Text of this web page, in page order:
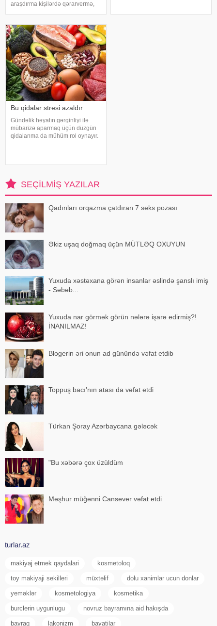
araşdırma kişilərdə qərarvermə,
olan beyin nahiyələrinin orta
hesabla 32 yaşına qədər inkişa
Bu qidalar stresi azaldır
Gündəlik həyatın gərginliyi ilə
mübarizə aparmaq üçün düzgün
qidalanma da mühüm rol oynayır.
SEÇILMIŞ YAZILAR
Qadınları orqazma çatdıran 7 seks pozası
Əkiz uşaq doğmaq üçün MÜTLƏQ OXUYUN
Yuxuda xəstəxana görən insanlar əslində şanslı imiş
- Səbəb...
Yuxuda nar görmək görün nələrə işarə edirmiş?!
İNANILMAZ!
Blogerin əri onun ad günündə vəfat etdib
Toppuş bacı'nın atası da vəfat etdi
Türkan Şoray Azərbaycana gələcək
"Bu xəbərə çox üzüldüm
Məşhur müğənni Cansever vəfat etdi
turlar.az
makiyaj etmek qaydalari kosmetoloq
toy makiyaji sekilleri müxtəlif dolu xanimlar ucun donlar
yeməklər kosmetologiya kosmetika
burclerin uygunlugu novruz bayramına aid hakışda
bayraq lakonizm bayatilar